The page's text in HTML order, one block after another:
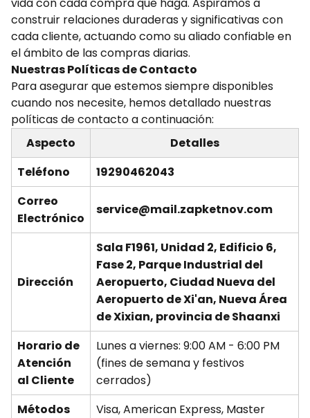
construir relaciones duraderas y significativas con
cada cliente, actuando como su aliado confiable en
el ámbito de las compras diarias.
Nuestras Políticas de Contacto
Para asegurar que estemos siempre disponibles
cuando nos necesite, hemos detallado nuestras
políticas de contacto a continuación:
Aspecto
Detalles
Teléfono
19290462043
Correo
Electrónico
service@mail.zapketnov.com
Dirección
Sala F1961, Unidad 2, Edificio 6,
Fase 2, Parque Industrial del
Aeropuerto, Ciudad Nueva del
Aeropuerto de Xi'an, Nueva Área
de Xixian, provincia de Shaanxi
Horario de
Atención
al Cliente
Lunes a viernes: 9:00 AM - 6:00 PM
(fines de semana y festivos
cerrados)
Métodos
Visa, American Express, Master